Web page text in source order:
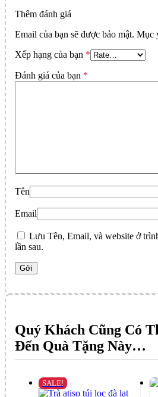
Thêm đánh giá
Email của bạn sẽ được bảo mật. Mục
Xếp hạng của bạn *
Đánh giá của bạn *
Tên
Email
Lưu Tên, Email, và website ở
lần sau.
Quý Khách Cũng Có
Đến Quà Tặng Này…
SALE!